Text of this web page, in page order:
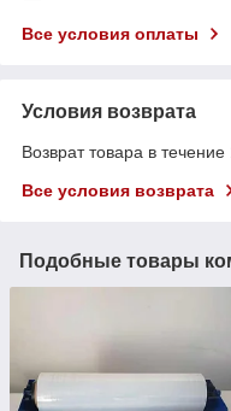
Все условия оплаты
Условия возврата
Возврат товара в
Все условия возврата
Подобные товары